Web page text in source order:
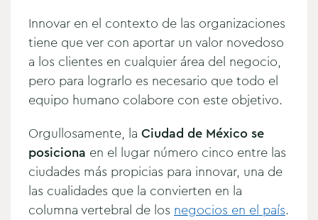
Innovar en el contexto de las organizaciones
tiene que ver con aportar un valor novedoso
a los clientes en cualquier área del negocio,
pero para lograrlo es necesario que todo el
equipo humano colabore con este objetivo.
Orgullosamente, la Ciudad de México se
posiciona en el lugar número cinco entre las
ciudades más propicias para innovar, una de
las cualidades que la convierten en la
columna vertebral de los negocios en el país.